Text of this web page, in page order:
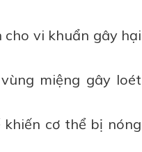
cho vi khuẩn gây hại
miệng gây loét
cơ thể bị nóng